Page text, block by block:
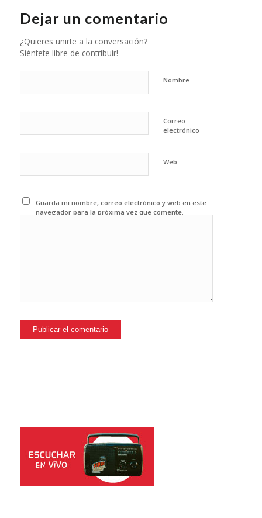
Dejar un comentario
¿Quieres unirte a la conversación?
Siéntete libre de contribuir!
Nombre
Correo
electrónico
Web
Guarda mi nombre, correo electrónico y web en este
navegador para la próxima vez que comente.